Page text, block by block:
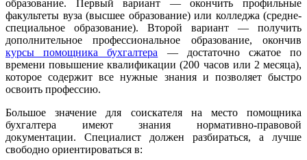
образование. Первый вариант — окончить профильные
факультеты вуза (высшее образование) или колледжа (средне-
специальное образование). Второй вариант — получить
дополнительное профессиональное образование, окончив
курсы помощника бухгалтера — достаточно сжатое по
времени повышение квалификации (200 часов или 2 месяца),
которое содержит все нужные знания и позволяет быстро
освоить профессию.
Большое значение для соискателя на место помощника
бухгалтера имеют знания нормативно-правовой
документации. Специалист должен разбираться, а лучше
свободно ориентироваться в: